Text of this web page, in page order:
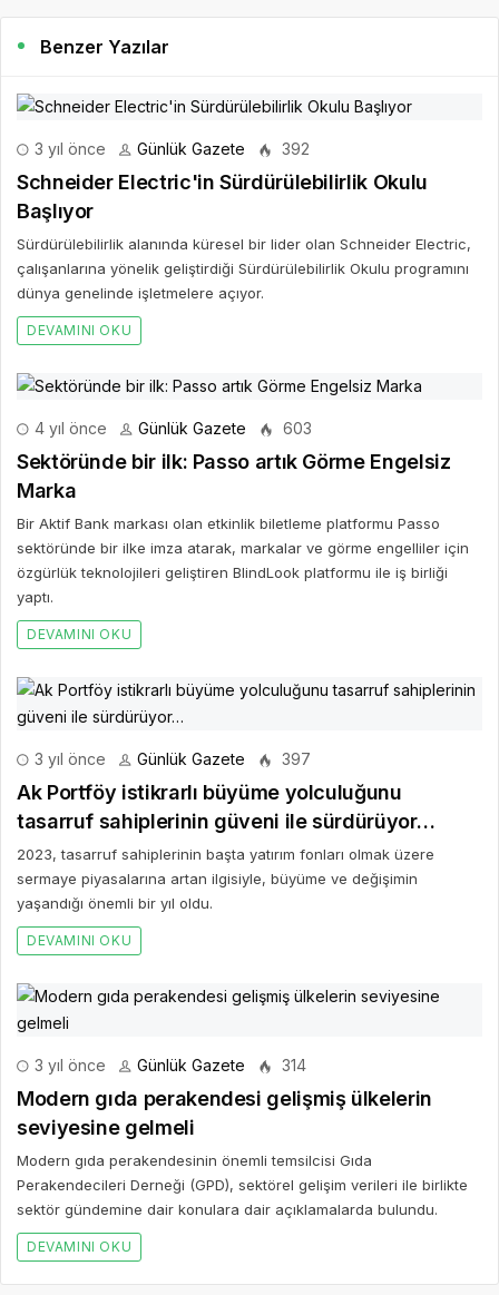
Benzer Yazılar
3 yıl önce Günlük Gazete 392
Schneider Electric'in Sürdürülebilirlik Okulu
Başlıyor
Sürdürülebilirlik alanında küresel bir lider olan Schneider Electric,
çalışanlarına yönelik geliştirdiği Sürdürülebilirlik Okulu programını
dünya genelinde işletmelere açıyor.
DEVAMINI OKU
4 yıl önce Günlük Gazete 603
Sektöründe bir ilk: Passo artık Görme Engelsiz
Marka
Bir Aktif Bank markası olan etkinlik biletleme platformu Passo
sektöründe bir ilke imza atarak, markalar ve görme engelliler için
özgürlük teknolojileri geliştiren BlindLook platformu ile iş birliği
yaptı.
DEVAMINI OKU
3 yıl önce Günlük Gazete 397
Ak Portföy istikrarlı büyüme yolculuğunu
tasarruf sahiplerinin güveni ile sürdürüyor…
2023, tasarruf sahiplerinin başta yatırım fonları olmak üzere
sermaye piyasalarına artan ilgisiyle, büyüme ve değişimin
yaşandığı önemli bir yıl oldu.
DEVAMINI OKU
3 yıl önce Günlük Gazete 314
Modern gıda perakendesi gelişmiş ülkelerin
seviyesine gelmeli
Modern gıda perakendesinin önemli temsilcisi Gıda
Perakendecileri Derneği (GPD), sektörel gelişim verileri ile birlikte
sektör gündemine dair konulara dair açıklamalarda bulundu.
DEVAMINI OKU